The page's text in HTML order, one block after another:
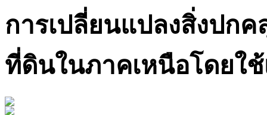
การเปลี่ยนแปลงสิ่งปก
ที่ดินในภาคเหนือโดยใ